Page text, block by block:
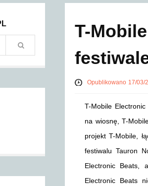
T-
Opublikowano 17/03/
T-Mobile
na wiosnę, T-
projekt T-Mobile,
festiwalu Tauron
Electronic Beats,
Electronic Beats